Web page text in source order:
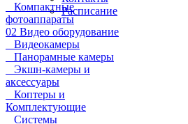
Расписание
Компактные
фотоаппараты
02 Видео оборудование
Видеокамеры
Панорамные камеры
Экшн-камеры и
аксессуары
Коптеры и
Комплектующие
Системы